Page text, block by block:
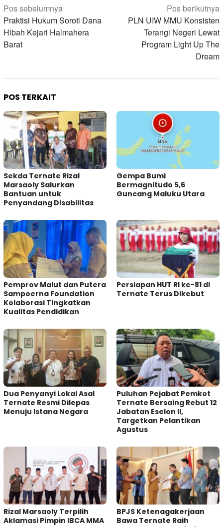
Navigasi
pos
Pos sebelumnya
Praktisi Hukum Soroti Dana
Hibah Kejari Halmahera
Barat
Pos berikutnya
PLN UIW MMU Konsisten
Terangi Negeri Lewat
Program Light Up The
Dream
POS TERKAIT
Sekda Ternate Rizal
Marsaoly Salurkan
Bantuan untuk
Penyandang Disabilitas
Gempa Bumi
Bermagnitudo 5,6
Guncang Maluku Utara
Pemprov Malut dan Putera
Sampoerna Foundation
Kolaborasi Tingkatkan
Kualitas Pendidikan
Persiapan HUT RI ke-81 di
Ternate Terus Dikebut
Dua Penyanyi Lokal Asal
Ternate Resmi Dilepas
Menuju Istana Negara
Puluhan Pejabat Pemkot
Ternate Bersaing Rebut 12
Jabatan Eselon II,
Targetkan Pelantikan
Agustus
Rizal Marsaoly Terpilih
Aklamasi Pimpin IBCA MMA
BPJS Ketenagakerjaan
Bawa Ternate Raih